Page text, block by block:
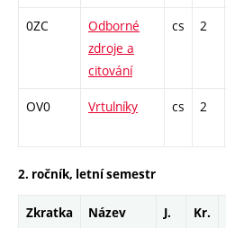
0ZC
Odborné
zdroje a
citování
cs 2
OV0 Vrtulníky cs 2
2. ročník, letní semestr
Zkratka Název J. Kr.